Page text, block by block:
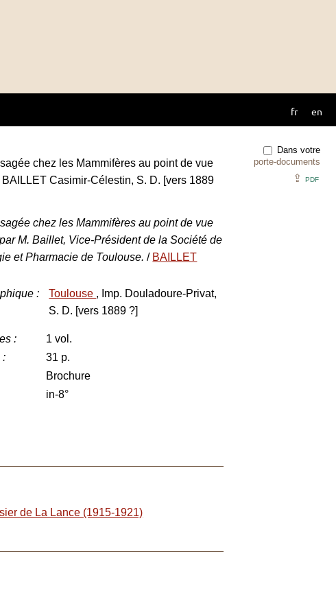
fr en
Dans votre
porte-documents
⇪ PDF
chez les Mammifères au point de vue
Casimir-Célestin, S. D. [vers 1889
chez les Mammifères au point de vue
M. Baillet, Vice-Président de la Société de
et Pharmacie de Toulouse./ BAILLET
: Toulouse , Imp. Douladoure-Privat,
S. D. [vers 1889 ?]
:
1 vol.
:
31 p.
Brochure
in-8°
de La Lance (1915-1921)